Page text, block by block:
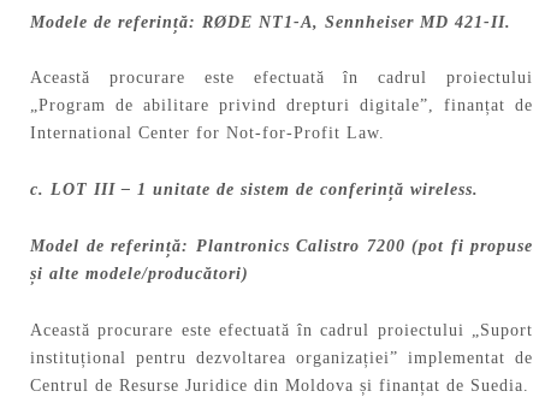
Modele de referință: RØDE NT1-A, Sennheiser MD 421-II.
Această procurare este efectuată în cadrul proiectului
„Program de abilitare privind drepturi digitale”, finanțat de
International Center for Not-for-Profit Law.
c. LOT III – 1 unitate de sistem de conferință wireless.
Model de referință: Plantronics Calistro 7200 (pot fi propuse
și alte modele/producători)
Această procurare este efectuată în cadrul proiectului „Suport
instituțional pentru dezvoltarea organizației” implementat de
Centrul de Resurse Juridice din Moldova și finanțat de Suedia.